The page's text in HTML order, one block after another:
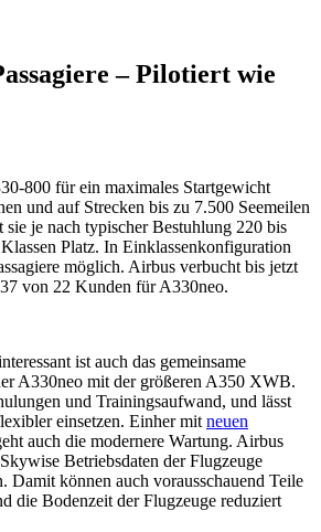
– Pilotiert wie
800 für ein maximales Startgewicht
und auf Strecken bis zu 7.500 Seemeilen
sie je nach typischer Bestuhlung 220 bis
Platz. In Einklassenkonfiguration
möglich. Airbus verbucht bis jetzt
von 22 Kunden für A330neo.
ist auch das gemeinsame
A330neo mit der größeren A350 XWB.
und Trainingsaufwand, und lässt
einsetzen. Einher mitneuen
auch die modernere Wartung. Airbus
Betriebsdaten der Flugzeuge
Damit können auch vorausschauend Teile
die Bodenzeit der Flugzeuge reduziert